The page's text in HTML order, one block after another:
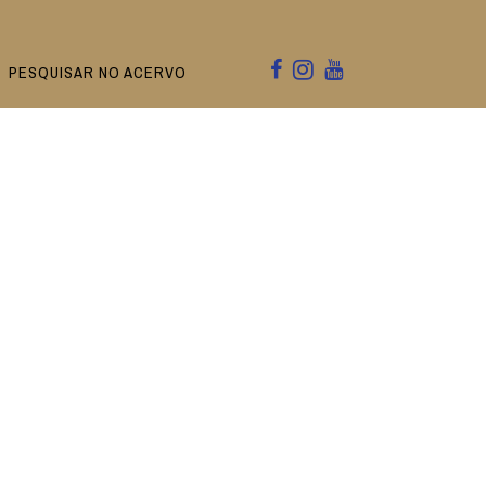
PESQUISAR NO ACERVO